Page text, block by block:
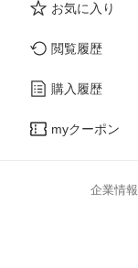
お気に入り
閲覧履歴
購入履歴
myクーポン
企業情報